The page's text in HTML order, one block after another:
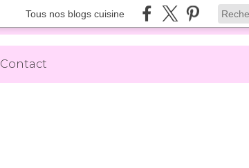
Tous nos blogs cuisine
Contact